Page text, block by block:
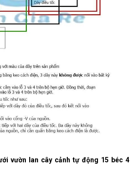
vườn lan cây cảnh tự động 15 béc 4